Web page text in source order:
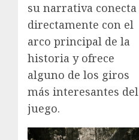
su narrativa conecta
directamente con el
arco principal de la
historia y ofrece
alguno de los giros
más interesantes del
juego.